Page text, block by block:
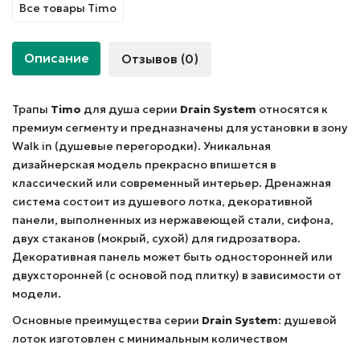
Все товары Timo
Описание Отзывов (0)
Трапы Timo для душа серии Drain System относятся к
премиум сегменту и предназначены для установки в зону
Walk in (душевые перегородки). Уникальная
дизайнерская модель прекрасно впишется в
классический или современный интерьер. Дренажная
система состоит из душевого лотка, декоративной
панели, выполненных из нержавеющей стали, сифона,
двух стаканов (мокрый, сухой) для гидрозатвора.
Декоративная панель может быть односторонней или
двухсторонней (с основой под плитку) в зависимости от
модели.
Основные преимущества серии Drain System: душевой
лоток изготовлен с минимальным количеством